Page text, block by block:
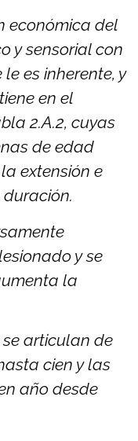
económica del
y sensorial con
es inherente, y
en el
2.A.2, cuyas
de edad
extensión e
y se
la
articulan de
cien y las
año desde